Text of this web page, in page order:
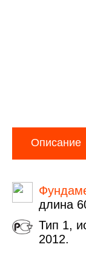
Описание
длина
Тип 1,
2012.